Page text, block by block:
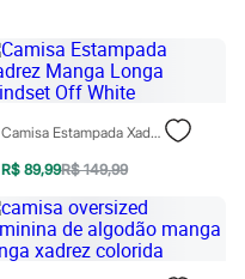
Camisa Estampada Xadrez Manga Longa Mindset Off White
R$ 89,99R$ 149,99